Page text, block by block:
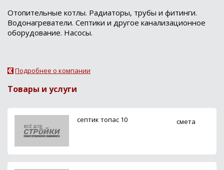
Отопительные котлы. Радиаторы, трубы и фитинги.
Водонагреватели. Септики и другое канализационное
оборудование. Насосы.
Подробнее о компании
Товары и услуги
ceптик топас 10 смета